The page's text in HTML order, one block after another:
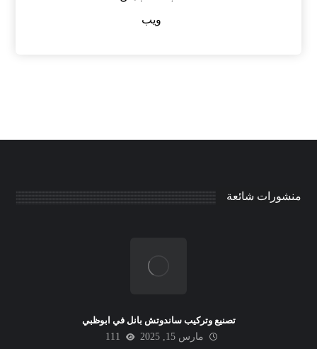
ويب
منشورات شائعة
تصنيع وتركيب ساندوتش بانل في ابوظبي
مارس 15, 2025
111